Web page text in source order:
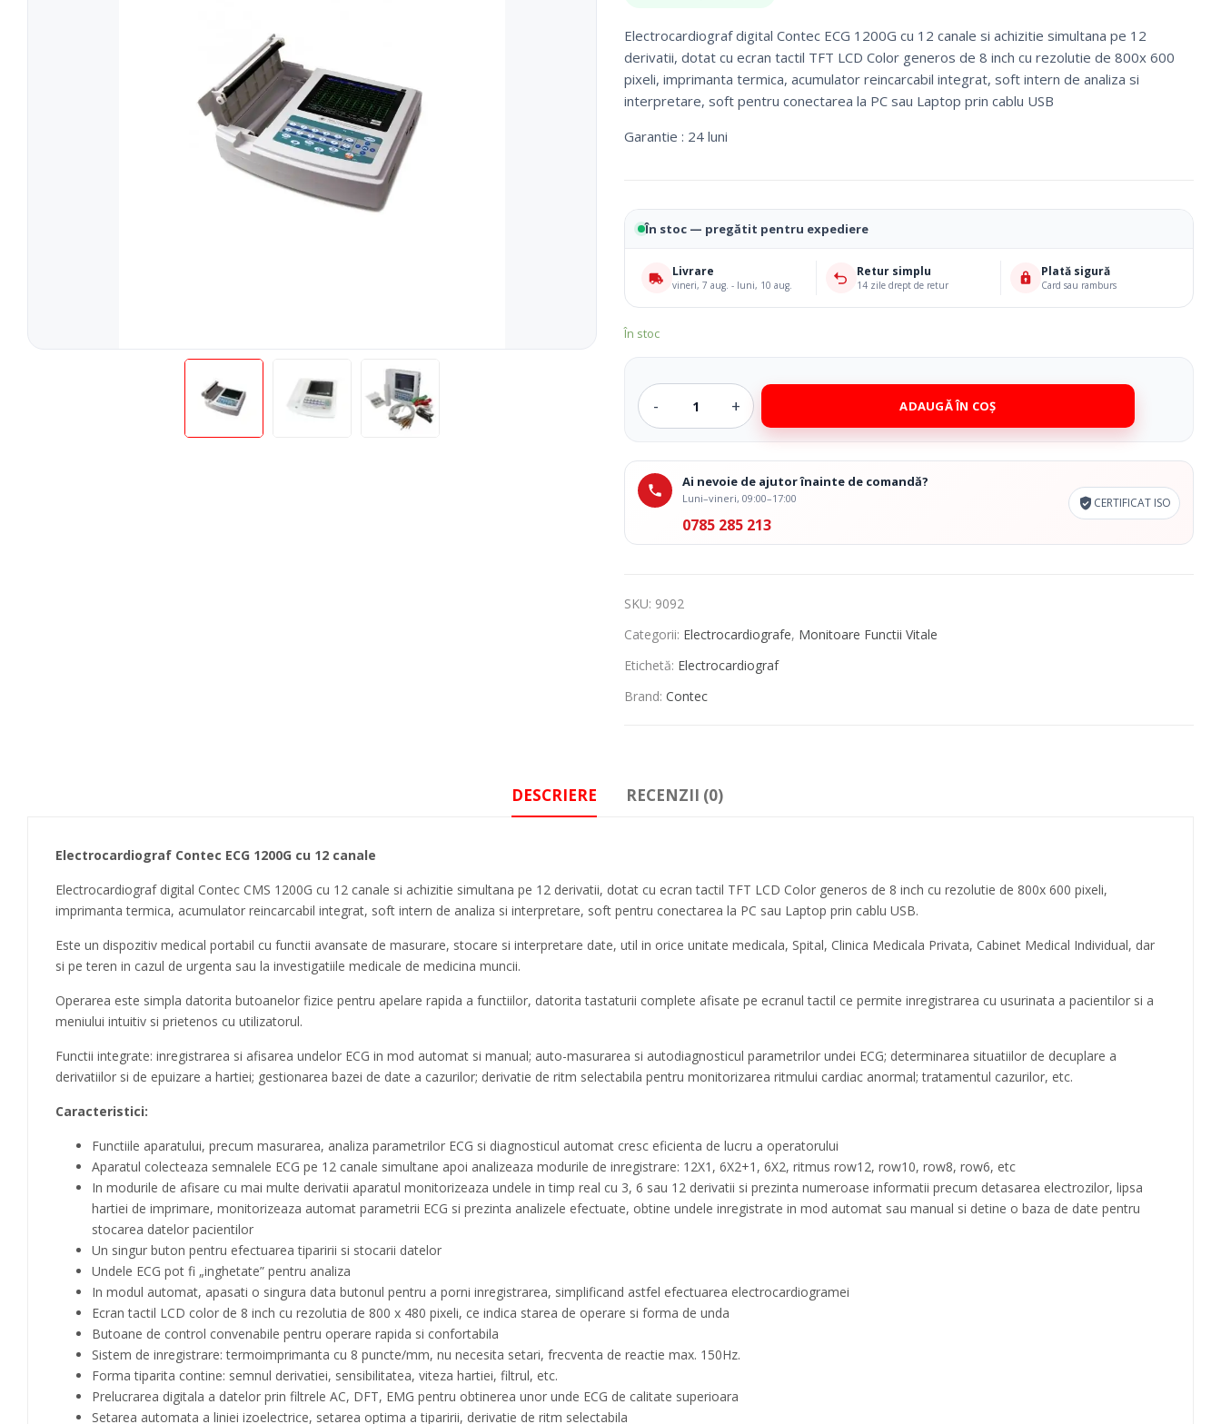
Accesorii Dispozitive
Mobilier Cabinete Medicale Ciorapi Compresivi
Produse Pentru Mama Si Bebe Consumabile Medicale
Teste Rapide De Autotestare Resigilate
fost:
4.540,00 lei.
4.180,00 lei.
Electrocardiograf digital Contec ECG 1200G cu 12 canale si achizitie simultana pe 12
derivatii, dotat cu ecran tactil TFT LCD Color generos de 8 inch cu rezolutie de 800x 600
pixeli, imprimanta termica, acumulator reincarcabil integrat, soft intern de analiza si
interpretare, soft pentru conectarea la PC sau Laptop prin cablu USB
Garantie : 24 luni
În stoc — pregătit pentru expediere
Livrare
vineri, 7 aug. - luni, 10 aug.
Retur simplu
14 zile drept de retur
Plată sigură
Card sau ramburs
În stoc
ADAUGĂ ÎN COȘ
Ai nevoie de ajutor înainte de comandă?
Luni–vineri, 09:00–17:00
0785 285 213
CERTIFICAT ISO
SKU: 9092
Categorii: Electrocardiografe, Monitoare Functii Vitale
Etichetă: Electrocardiograf
Brand: Contec
DESCRIERE RECENZII (0)
Electrocardiograf Contec ECG 1200G cu 12 canale
Electrocardiograf digital Contec CMS 1200G cu 12 canale si achizitie simultana pe 12 derivatii, dotat cu ecran tactil TFT LCD Color generos de 8 inch cu rezolutie de 800x 600 pixeli,
imprimanta termica, acumulator reincarcabil integrat, soft intern de analiza si interpretare, soft pentru conectarea la PC sau Laptop prin cablu USB.
Este un dispozitiv medical portabil cu functii avansate de masurare, stocare si interpretare date, util in orice unitate medicala, Spital, Clinica Medicala Privata, Cabinet Medical Individual, dar
si pe teren in cazul de urgenta sau la investigatiile medicale de medicina muncii.
Operarea este simpla datorita butoanelor fizice pentru apelare rapida a functiilor, datorita tastaturii complete afisate pe ecranul tactil ce permite inregistrarea cu usurinata a pacientilor si a
meniului intuitiv si prietenos cu utilizatorul.
Functii integrate: inregistrarea si afisarea undelor ECG in mod automat si manual; auto-masurarea si autodiagnosticul parametrilor undei ECG; determinarea situatiilor de decuplare a
derivatiilor si de epuizare a hartiei; gestionarea bazei de date a cazurilor; derivatie de ritm selectabila pentru monitorizarea ritmului cardiac anormal; tratamentul cazurilor, etc.
Caracteristici:
Functiile aparatului, precum masurarea, analiza parametrilor ECG si diagnosticul automat cresc eficienta de lucru a operatorului
Aparatul colecteaza semnalele ECG pe 12 canale simultane apoi analizeaza modurile de inregistrare: 12X1, 6X2+1, 6X2, ritmus row12, row10, row8, row6, etc
In modurile de afisare cu mai multe derivatii aparatul monitorizeaza undele in timp real cu 3, 6 sau 12 derivatii si prezinta numeroase informatii precum detasarea electrozilor, lipsa
hartiei de imprimare, monitorizeaza automat parametrii ECG si prezinta analizele efectuate, obtine undele inregistrate in mod automat sau manual si detine o baza de date pentru
stocarea datelor pacientilor
Un singur buton pentru efectuarea tiparirii si stocarii datelor
Undele ECG pot fi „inghetate” pentru analiza
In modul automat, apasati o singura data butonul pentru a porni inregistrarea, simplificand astfel efectuarea electrocardiogramei
Ecran tactil LCD color de 8 inch cu rezolutia de 800 x 480 pixeli, ce indica starea de operare si forma de unda
Butoane de control convenabile pentru operare rapida si confortabila
Sistem de inregistrare: termoimprimanta cu 8 puncte/mm, nu necesita setari, frecventa de reactie max. 150Hz.
Forma tiparita contine: semnul derivatiei, sensibilitatea, viteza hartiei, filtrul, etc.
Prelucrarea digitala a datelor prin filtrele AC, DFT, EMG pentru obtinerea unor unde ECG de calitate superioara
Setarea automata a liniei izoelectrice, setarea optima a tiparirii, derivatie de ritm selectabila